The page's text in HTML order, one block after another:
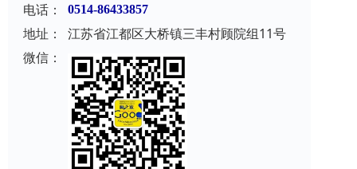
电话： 0514-86433857
地址：
江苏省江都区大桥镇三丰村顾院组11号
微信：